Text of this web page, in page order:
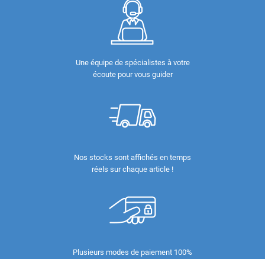
Une équipe de spécialistes à votre
écoute pour vous guider
Nos stocks sont affichés en temps
réels sur chaque article !
Plusieurs modes de paiement 100%